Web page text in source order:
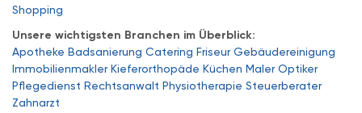
Shopping
Unsere wichtigsten Branchen im Überblick:
Apotheke Badsanierung Catering Friseur Gebäudereinigung
Immobilienmakler Kieferorthopäde Küchen Maler Optiker
Pflegedienst Rechtsanwalt Physiotherapie Steuerberater
Zahnarzt